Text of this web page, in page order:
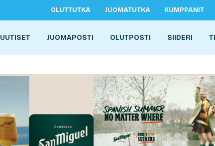
OLUTTUTKA JUOMATUTKA KUMPPANIT
UUTISET JUOMAPOSTI OLUTPOSTI SIIDERI